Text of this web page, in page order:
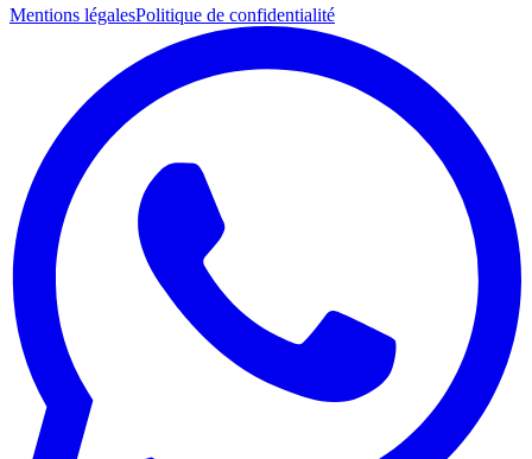
Mentions légalesPolitique de confidentialité